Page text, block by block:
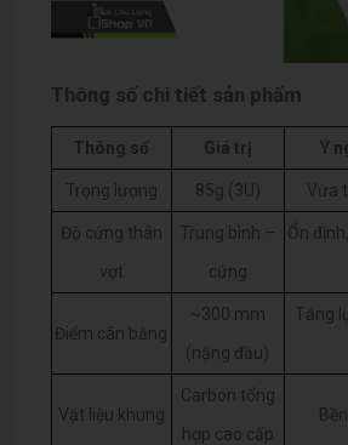
Thông số chi tiết sản phẩm
Thông số Giá trị Ý
Trọng lượng 85g (3U) Vừa
Độ cứng thân
vợt
Trung bình –
cứng
Ổn
Điểm cân bằng
~300 mm
(nặng đầu)
Tăng
Vật liệu khung
Carbon tổng
hợp cao cấp